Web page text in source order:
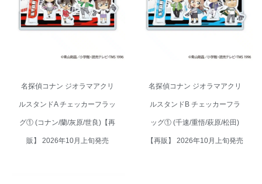
(コナン/蘭/灰原/世良)【再販】
2026年10月上旬発売
名探偵コナン ジオラマアクリ
ルスタンドA チェッカーフラッ
グ① (コナン/蘭/灰原/世良)【再
販】 2026年10月上旬発売
① (千速/重悟/萩原/松田)【再販】
2026年10月上旬発売
名探偵コナン ジオラマアクリ
ルスタンドB チェッカーフラ
ッグ① (千速/重悟/萩原/松田)
【再販】 2026年10月上旬発売